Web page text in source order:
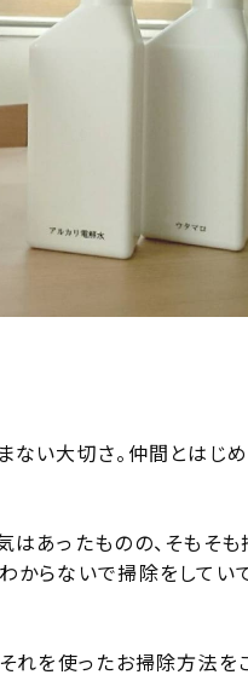
ない大切さ。仲間とはじ
あったものの、そもそ
らないで掃除をしてい
れを使ったお掃除方法を